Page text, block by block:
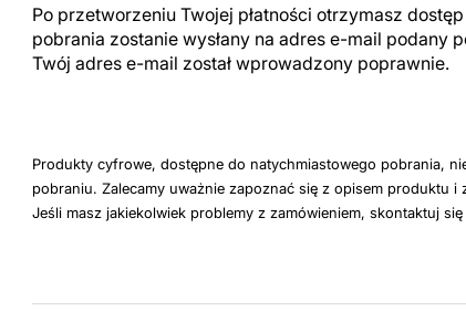
Po przetworzeniu Twojej płatności otrzymasz
pobrania zostanie wysłany na adres e-mail podany
Twój adres e-mail został wprowadzony poprawnie.
Produkty cyfrowe, dostępne do natychmiastowego pobrania,
pobraniu. Zalecamy uważnie zapoznać się z opisem produktu i
Jeśli masz jakiekolwiek problemy z zamówieniem, skontaktuj